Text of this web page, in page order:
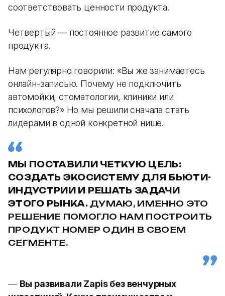
соответствовать ценности продукта.
Четвертый — постоянное развитие самого
продукта.
Нам регулярно говорили: «Вы же занимаетесь
онлайн-записью. Почему не подключить
автомойки, стоматологии, клиники или
психологов?» Но мы решили сначала стать
лидерами в одной конкретной нише.
МЫ ПОСТАВИЛИ ЧЕТКУЮ ЦЕЛЬ:
СОЗДАТЬ ЭКОСИСТЕМУ ДЛЯ БЬЮТИ-
ИНДУСТРИИ И РЕШАТЬ ЗАДАЧИ
ЭТОГО РЫНКА. ДУМАЮ, ИМЕННО ЭТО
РЕШЕНИЕ ПОМОГЛО НАМ ПОСТРОИТЬ
ПРОДУКТ НОМЕР ОДИН В СВОЕМ
СЕГМЕНТЕ.
— Вы развивали Zapis без венчурных